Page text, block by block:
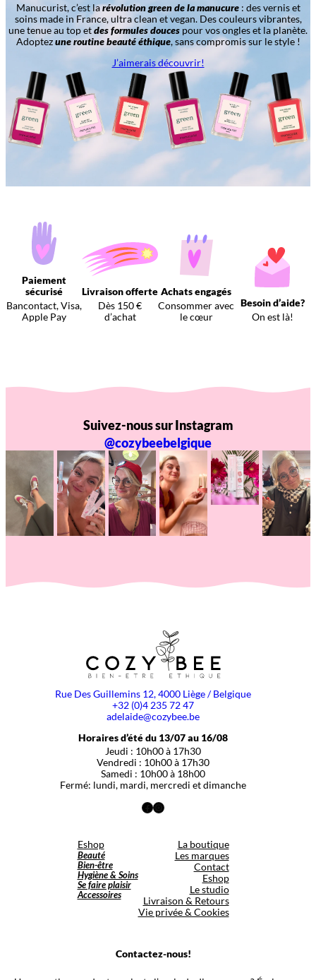
Manucurist, c’est larévolution green de la manucure: des vernis et
soins made in France, ultra clean et vegan. Des couleurs vibrantes,
une tenue au top etdes formules douces pour vos ongles et la planète.
Adoptezune routine beauté éthique, sans compromis sur le style !
J’aimerais découvrir!
Paiement
sécurisé
Bancontact, Visa,
Apple Pay
Livraison offerte
Dès 150 €
d’achat
Achats engagés
Consommer avec
le cœur
Besoin d’aide?
On est là!
Suivez-nous sur Instagram
@cozybeebelgique
Rue Des Guillemins 12, 4000 Liège / Belgique
+32 (0)4 235 72 47
adelaide@cozybee.be
Horaires d’été du 13/07 au 16/08
Jeudi : 10h00 à 17h30
Vendredi : 10h00 à 17h30
Samedi : 10h00 à 18h00
Fermé: lundi, mardi, mercredi et dimanche
Facebook
Instagram
Eshop
Beauté
Bien-être
Hygiène & Soins
Se faire plaisir
Accessoires
La boutique
Les marques
Contact
Eshop
Le studio
Livraison & Retours
Vie privée & Cookies
Contactez-nous!